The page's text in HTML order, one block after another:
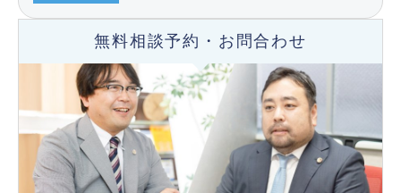
無料相談予約・お問合わせ